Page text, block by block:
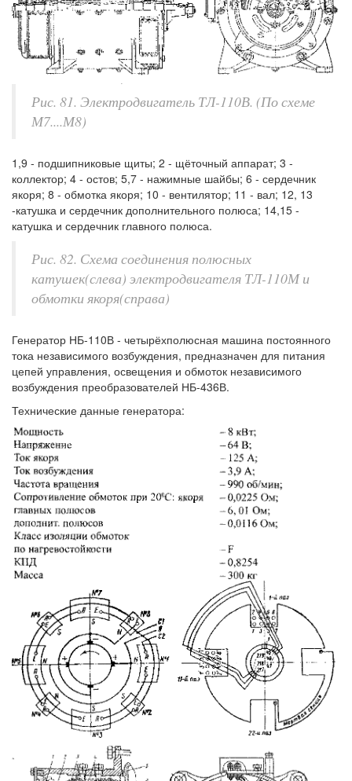
Рис. 81. Электродвигатель ТЛ-110В. (По схеме
М7....М8)
1,9 - подшипниковые щиты; 2 - щёточный аппарат; 3 -
коллектор; 4 - остов; 5,7 - нажимные шайбы; 6 - сердечник
якоря; 8 - обмотка якоря; 10 - вентилятор; 11 - вал; 12, 13
-катушка и сердечник дополнительного полюса; 14,15 -
катушка и сердечник главного полюса.
Рис. 82. Схема соединения полюсных
катушек(слева) электродвигателя ТЛ-110М и
обмотки якоря(справа)
Генератор НБ-110В - четырёхполюсная машина постоянного
тока независимого возбуждения, предназначен для питания
цепей управления, освещения и обмоток независимого
возбуждения преобразователей НБ-436В.
Технические данные генератора: